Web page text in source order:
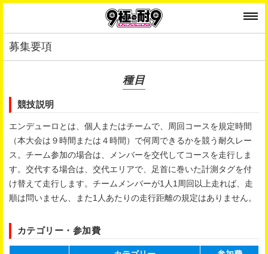
募集要項
種目
競技説明
エンデューロとは、個人またはチームで、周回コースを規定時間
（本大会は９時間または４時間）で何周できるかを競う耐久レー
ス。チーム参加の場合は、メンバーを交代してコースを走行しま
す。交代する場合は、交代エリアで、足首に巻いた計測タグを付
け替えて走行します。チームメンバーが1人1周回以上走れば、走
順は問いません、また1人あたりの走行距離の規定はありません。
カテゴリー・参加費